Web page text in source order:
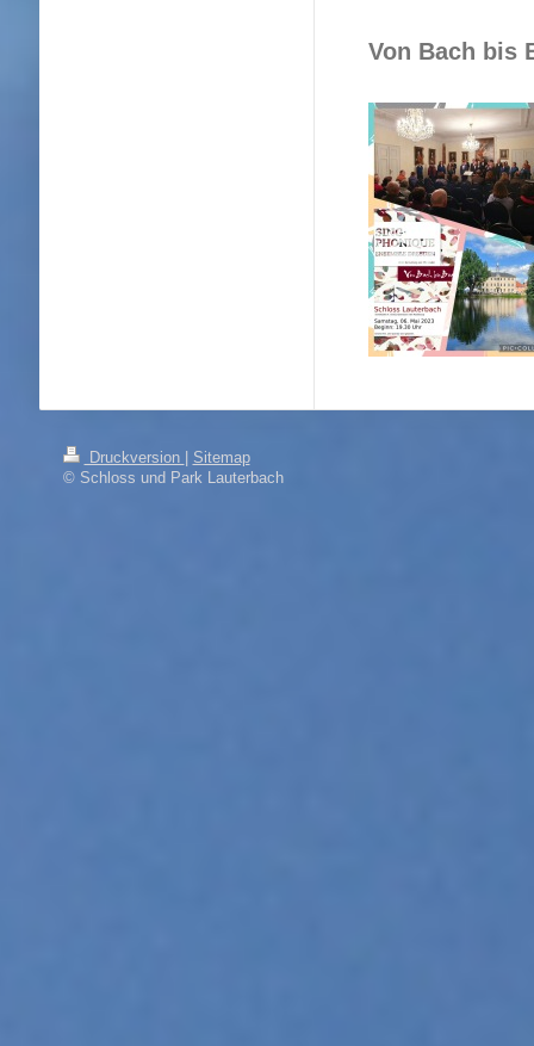
Von Bach bis
Druckversion
Sitemap
© Schloss und Park Lauterbach